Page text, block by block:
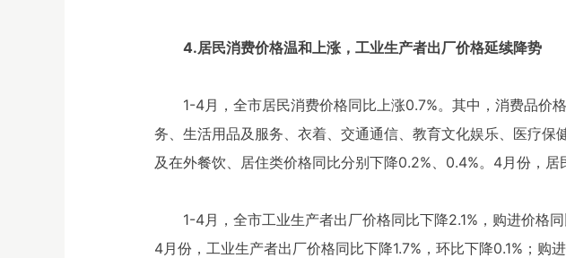
4.居民消费价格温和上涨，工业生产者出厂价格延续降势
1-4月，全市居民消费价格同比上涨0.7%。其中，消费品价
务、生活用品及服务、衣着、交通通信、教育文化娱乐、医疗
及在外餐饮、居住类价格同比分别下降0.2%、0.4%。4月份，居
1-4月，全市工业生产者出厂价格同比下降2.1%，购进价格
4月份，工业生产者出厂价格同比下降1.7%，环比下降0.1%；购